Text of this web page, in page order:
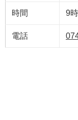
時間 9
電話